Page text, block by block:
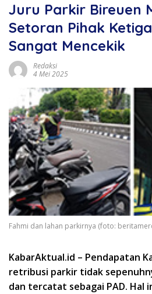
Juru Parkir Bireuen
Setoran Pihak
Sangat Mencekik
Redaksi
4 Mei 2025
Fahmi dan lahan parkirnya (foto:
KabarAktual.id – Pendapatan
retribusi parkir tidak
dan tercatat sebagai PAD. Hal